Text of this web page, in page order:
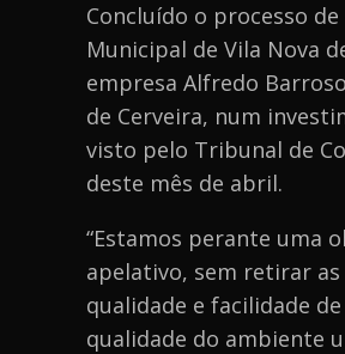
Concluído o processo
Municipal de Vila Nova
empresa Alfredo
de Cerveira, num
visto pelo Tribunal de
deste mês de abril.
“Estamos perante uma
apelativo, sem retirar
qualidade e facilidade
qualidade do ambiente